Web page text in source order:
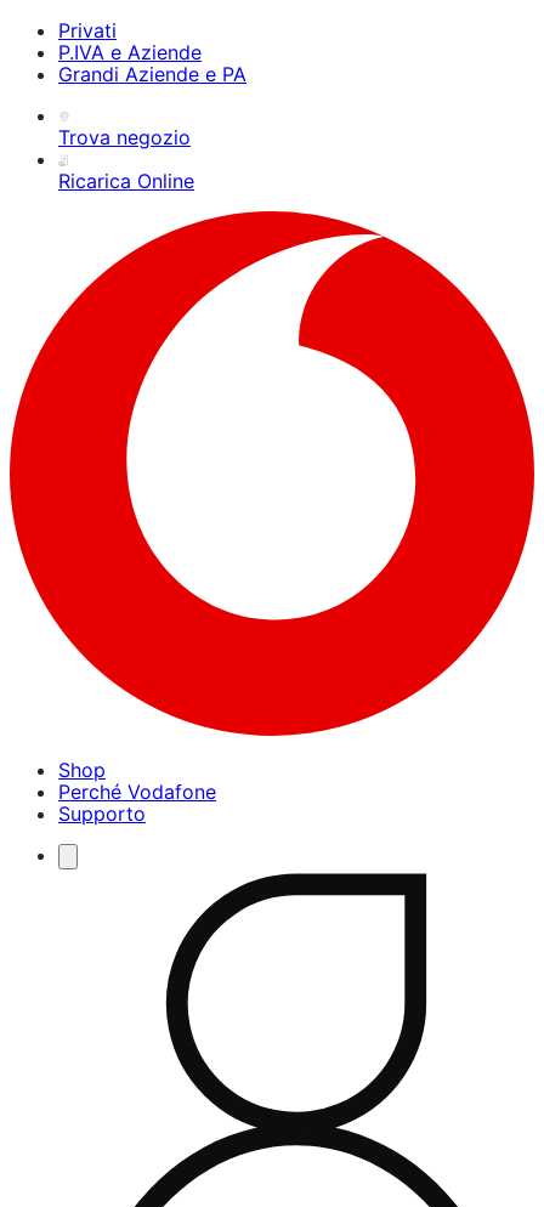
Privati
P.IVA e Aziende
Grandi Aziende e PA
Trova negozio
Ricarica Online
Shop
Perché Vodafone
Supporto